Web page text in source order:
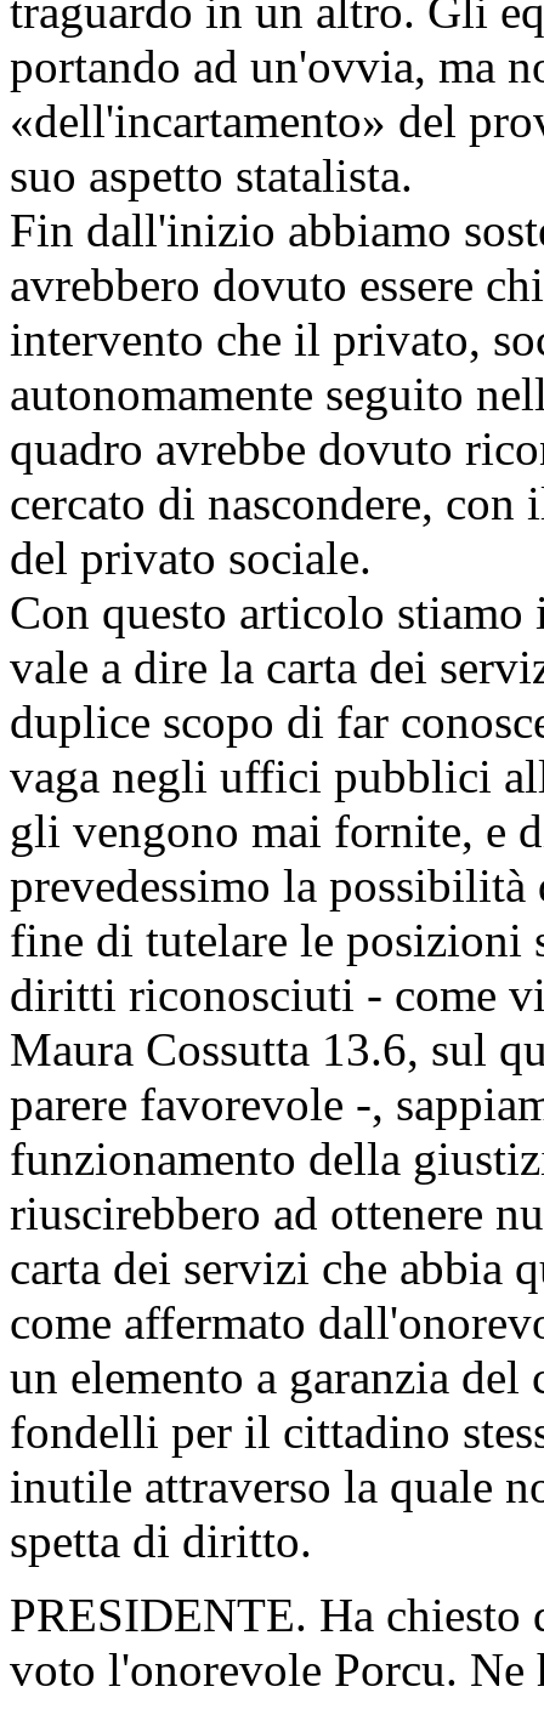
traguardo in un altro. Gli
portando ad un'ovvia, ma
«dell'incartamento» del
suo aspetto statalista.
Fin dall'inizio abbiamo
avrebbero dovuto essere
intervento che il privato,
autonomamente seguito
quadro avrebbe dovuto
cercato di nascondere, con
del privato sociale.
Con questo articolo
vale a dire la carta dei
duplice scopo di far
vaga negli uffici pubblici
gli vengono mai fornite, e
prevedessimo la
fine di tutelare le posizioni
diritti riconosciuti - come
Maura Cossutta 13.6, sul
parere favorevole -,
funzionamento della
riuscirebbero ad ottenere
carta dei servizi che abbia
come affermato
un elemento a garanzia
fondelli per il cittadino
inutile attraverso la quale
spetta di diritto.
PRESIDENTE. Ha chiesto
voto l'onorevole Porcu. Ne